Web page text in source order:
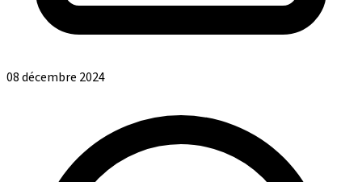
08 décembre 2024